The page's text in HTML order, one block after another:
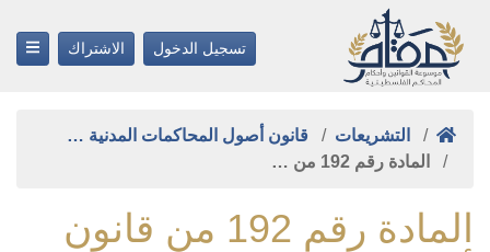
تسجيل الدخول الاشتراك
التشريعات
قانون أصول المحاكمات المدنية …
المادة رقم 192 من …
المادة رقم 192 من قانون